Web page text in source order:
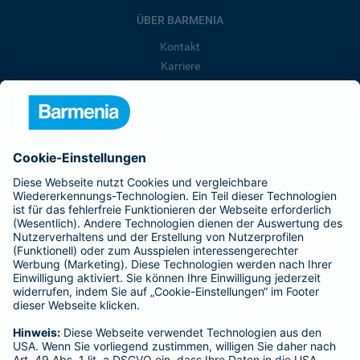
ÜBER BARMENIA
Kontakt
Karriere
Barmenia ist Teil der BarmeniaGothaer
BELIEBTE SEITEN
Kranken-Zusatzversicherung
Tierversicherungen
Haftpflichtversicherung
Hausratversicherung
Adresse ändern